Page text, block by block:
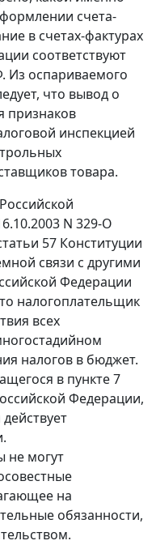
счета-
в счетах-фактурах
соответствуют
Из оспариваемого
что вывод о
признаков
инспекцией
товара.
N 329-О
57 Конституции
связи с другими
Федерации
налогоплательщик
всех
налогов в бюджет.
в пункте 7
Федерации,
не могут
на
обязанности,